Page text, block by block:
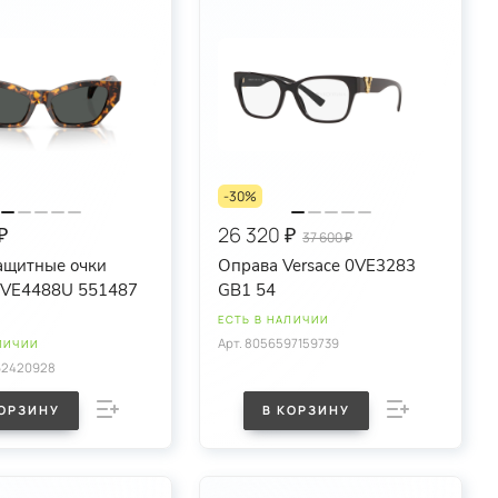
Наши очки — это неотъемлемая часть вашего
Доверьтесь легендарному бренду, чтобы
очки
-30%
26 320 ₽ 37 600 ₽
Оправа Versace 0VE3283
GB1 54
ЕСТЬ В НАЛИЧИИ
Арт.8056597159739
В КОРЗИНУ